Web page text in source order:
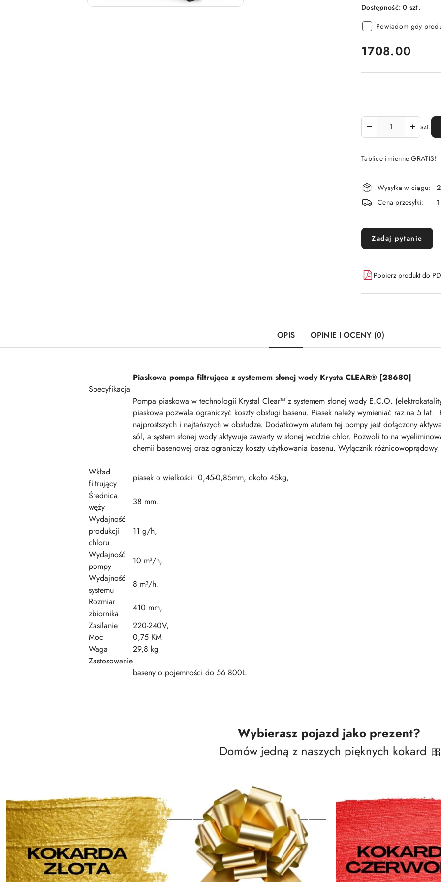
Dostępność:0 szt.
Powiadom gdy
cena:
1708.00
szt.
Tablice imienne GRATIS!
Dostępność
i
dostawa
Wysyłka w ciągu:
Cena przesyłki:
Zadaj pytanie
Pobierz produkt do
OPIS OPINIE I OCENY (0)
Piaskowa pompa filtrująca z systemem słonej wody Krysta CLEAR® [28680]
Specyfikacja
Pompa piaskowa w technologii Krystal Clear™ z systemem słonej wody E.C.O. (
piaskowa pozwala ograniczyć koszty obsługi basenu. Piasek należy wymieniać raz na 5 lat.
najprostszych i najtańszych w obsłudze. Dodatkowym atutem tej pompy jest dołączony
sól, a system słonej wody aktywuje zawarty w słonej wodzie chlor. Pozwoli to na
chemii basenowej oraz ograniczy koszty użytkowania basenu. Wyłącznik
Wkład
filtrujący
piasek o wielkości: 0,45-0,85mm, około 45kg,
Średnica
węży
38 mm,
Wydajność
produkcji
chloru
11 g/h,
Wydajność
pompy
10 m³/h,
Wydajność
systemu
8 m³/h,
Rozmiar
zbiornika
410 mm,
Zasilanie
220-240V,
Moc
0,75 KM
Waga
29,8 kg
Zastosowanie
baseny o pojemności do 56 800L.
Wybierasz pojazd jako prezent?
Domów jedną z naszych pięknych kokard